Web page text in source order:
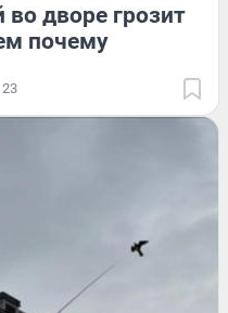
во дворе грозит
почему
23